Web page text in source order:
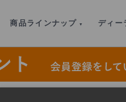
商品ラインナップ ディー
ポートベスト（1mm）MENS